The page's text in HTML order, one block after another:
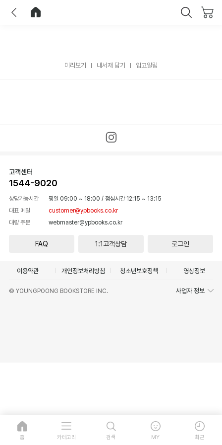
미리보기 내서재 담기 입고알림
고객센터
1544-9020
상담가능시간 평일 09:00 ~ 18:00 / 점심시간 12:15 ~ 13:15
대표 메일
customer@ypbooks.co.kr
대량 주문
webmaster@ypbooks.co.kr
FAQ 1:1고객상담 로그인
이용약관 개인정보처리방침 청소년보호정책 영상정보
© YOUNGPOONG BOOKSTORE INC. 사업자 정보
홈 카테고리 검색 MY 최근